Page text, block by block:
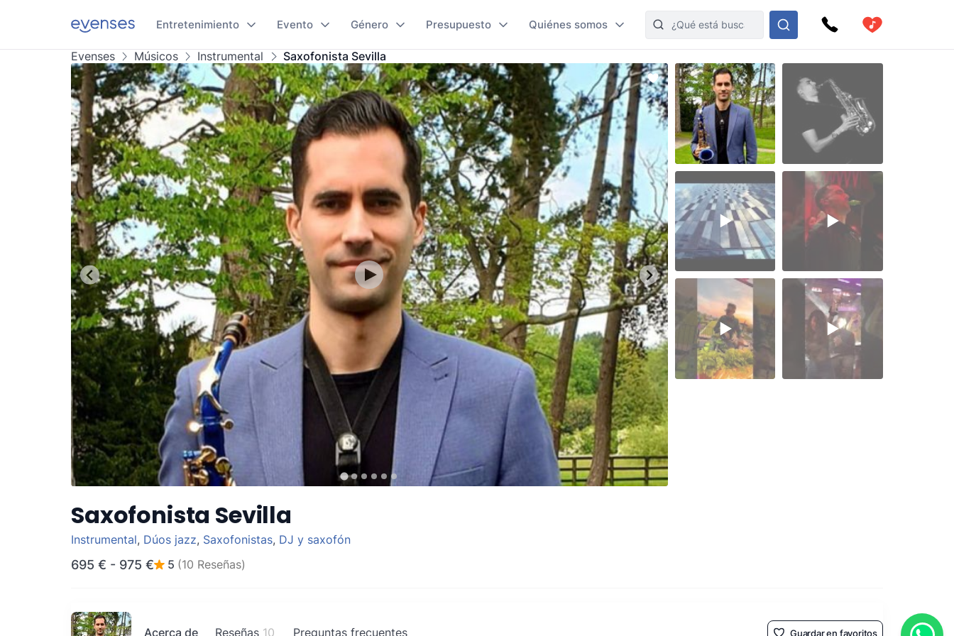
Entretenimiento Evento Género Presupuesto Quiénes somos
Evenses Músicos Instrumental Saxofonista Sevilla
Saxofonista Sevilla
Instrumental, Dúos jazz, Saxofonistas, DJ y saxofón
695 € - 975 € 5 (10 Reseñas)
Acerca de Reseñas 10 Preguntas frecuentes Guardar en favoritos